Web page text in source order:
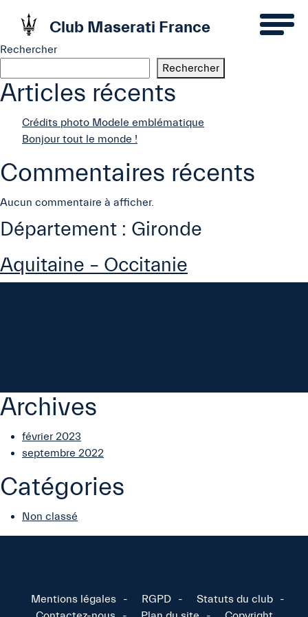
Club Maserati France
Rechercher
Rechercher
Articles récents
Crédits photo Modele emblématique
Bonjour tout le monde !
Commentaires récents
Aucun commentaire à afficher.
Département : Gironde
Aquitaine – Occitanie
Archives
février 2023
septembre 2022
Catégories
Non classé
Mentions légales RGPD
Statuts du club